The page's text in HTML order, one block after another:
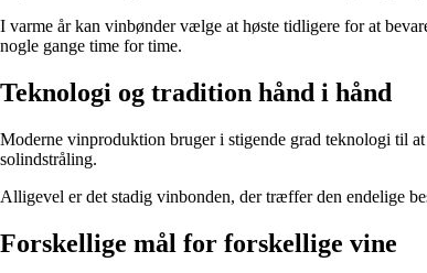
I varme år kan vinbønder vælge at høste tidligere for at
nogle gange time for time.
Teknologi og tradition hånd i hånd
Moderne vinproduktion bruger i stigende grad teknologi til
solindstråling.
Alligevel er det stadig vinbonden, der træffer den endelige
Forskellige mål for forskellige vine